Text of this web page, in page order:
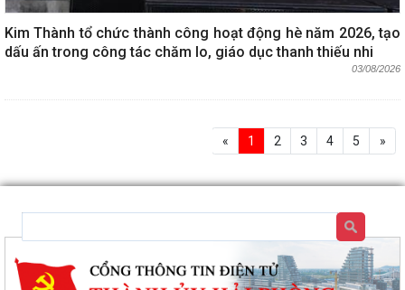
Kim Thành tổ chức thành công hoạt động hè năm 2026, tạo
dấu ấn trong công tác chăm lo, giáo dục thanh thiếu nhi
03/08/2026
« 1 2 3 4 5 »